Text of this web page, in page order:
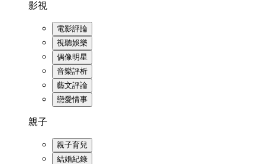
影視
電影評論
視聽娛樂
偶像明星
音樂評析
藝文評論
戀愛情事
親子
親子育兒
結婚紀錄